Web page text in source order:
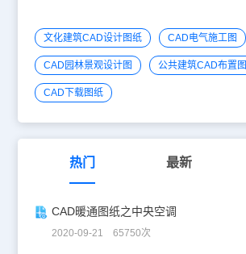
文化建筑CAD设计图纸 CAD电气施工图
CAD园林景观设计图 公共建筑CAD布置图
CAD下载图纸
热门 最新
CAD暖通图纸之中央空调
2020-09-21 65750次